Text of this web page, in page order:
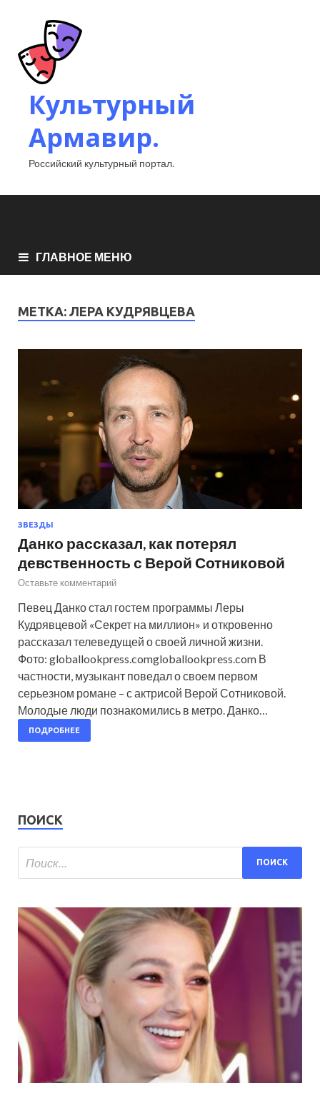
Культурный
Армавир.
Российский культурный портал.
ГЛАВНОЕ МЕНЮ
МЕТКА: ЛЕРА КУДРЯВЦЕВА
ЗВЕЗДЫ
Данко рассказал, как потерял
девственность с Верой Сотниковой
Оставьте комментарий
Певец Данко стал гостем программы Леры
Кудрявцевой «Секрет на миллион» и откровенно
рассказал телеведущей о своей личной жизни.
Фото: globallookpress.comgloballookpress.com В
частности, музыкант поведал о своем первом
серьезном романе – с актрисой Верой Сотниковой.
Молодые люди познакомились в метро. Данко…
ПОДРОБНЕЕ
ПОИСК